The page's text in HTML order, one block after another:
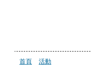
首頁 活動